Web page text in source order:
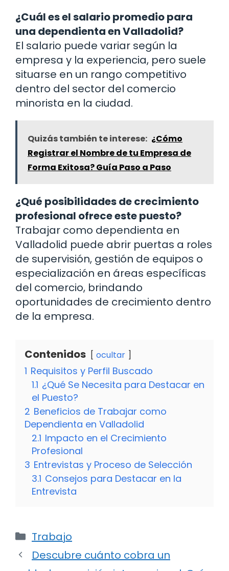
¿Cuál es el salario promedio para
una dependienta en Valladolid?
El salario puede variar según la
empresa y la experiencia, pero suele
situarse en un rango competitivo
dentro del sector del comercio
minorista en la ciudad.
Quizás también te interese: ¿Cómo
Registrar el Nombre de tu Empresa de
Forma Exitosa? Guía Paso a Paso
¿Qué posibilidades de crecimiento
profesional ofrece este puesto?
Trabajar como dependienta en
Valladolid puede abrir puertas a roles
de supervisión, gestión de equipos o
especialización en áreas específicas
del comercio, brindando
oportunidades de crecimiento dentro
de la empresa.
Contenidos ocultar
1 Requisitos y Perfil Buscado
1.1 ¿Qué Se Necesita para Destacar en
el Puesto?
2 Beneficios de Trabajar como
Dependienta en Valladolid
2.1 Impacto en el Crecimiento
Profesional
3 Entrevistas y Proceso de Selección
3.1 Consejos para Destacar en la
Entrevista
Categorías
Trabajo
Descubre cuánto cobra un